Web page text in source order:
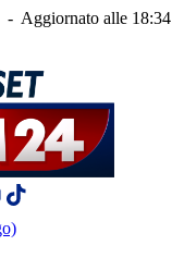
- Aggiornato alle 18:34